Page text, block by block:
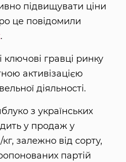
підвищувати ціни
це повідомили
.
ключові гравці ринку
активізацією
діяльності.
з українських
у продаж у
залежно від сорту,
партій